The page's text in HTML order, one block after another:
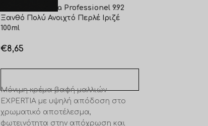
Farcom Expertia Professionel 9.92
Ξανθό Πολύ Ανοιχτό Περλέ Ιριζέ
100ml
€8,65
Μόνιμη κρέμα βαφή μαλλιών
EXPERTIA με υψηλή απόδοση στο
χρωματικό αποτέλεσμα,
φωτεινότητα στην απόχρωση και